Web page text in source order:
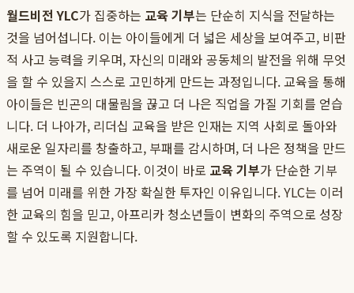
월드비전 YLC가 집중하는 교육 기부는 단순히 지식을 전달하는
것을 넘어섭니다. 이는 아이들에게 더 넓은 세상을 보여주고, 비판
적 사고 능력을 키우며, 자신의 미래와 공동체의 발전을 위해 무엇
을 할 수 있을지 스스로 고민하게 만드는 과정입니다. 교육을 통해
아이들은 빈곤의 대물림을 끊고 더 나은 직업을 가질 기회를 얻습
니다. 더 나아가, 리더십 교육을 받은 인재는 지역 사회로 돌아와
새로운 일자리를 창출하고, 부패를 감시하며, 더 나은 정책을 만드
는 주역이 될 수 있습니다. 이것이 바로 교육 기부가 단순한 기부
를 넘어 미래를 위한 가장 확실한 투자인 이유입니다. YLC는 이러
한 교육의 힘을 믿고, 아프리카 청소년들이 변화의 주역으로 성장
할 수 있도록 지원합니다.